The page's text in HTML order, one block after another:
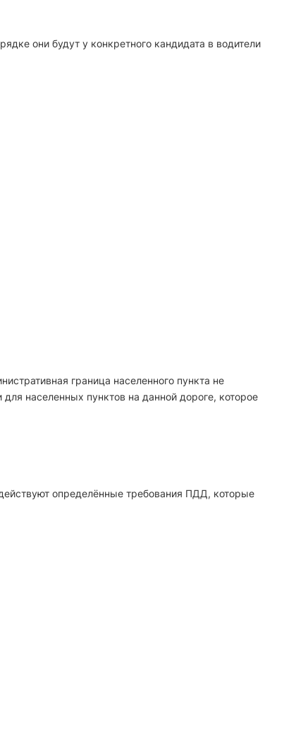
они будут у конкретного кандидата в водители
граница населенного пункта не
населенных пунктов на данной дороге, которое
определённые требования ПДД, которые